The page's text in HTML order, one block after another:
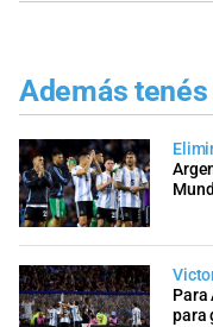
Además
Para
para